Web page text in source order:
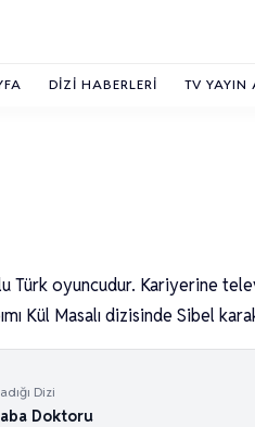
DIZI HABERLERI TV YAYIN
Türk oyuncudur. Kariyerine
Kül Masalı dizisinde Sibel
Dizi
Doktoru